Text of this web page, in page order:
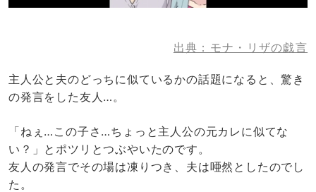
出典：モナ・リザの戯言
主人公と夫のどっちに似ているかの話題になると、驚き
の発言をした友人…。
「ねぇ…この子さ…ちょっと主人公の元カレに似てな
い？」とポツリとつぶやいたのです。
友人の発言でその場は凍りつき、夫は唖然としたのでし
た。